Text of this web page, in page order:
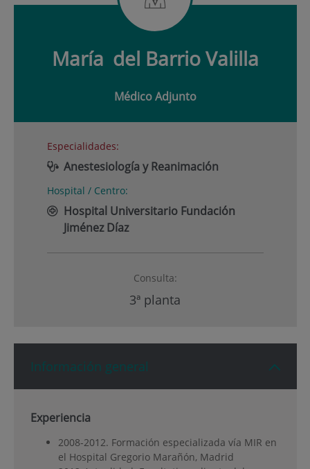
María del Barrio Valilla
Médico Adjunto
Especialidades:
Anestesiología y Reanimación
Hospital / Centro:
Hospital Universitario Fundación
Jiménez Díaz
Consulta:
3ª planta
Información general
Experiencia
2008-2012. Formación especializada vía MIR en
el Hospital Gregorio Marañón, Madrid